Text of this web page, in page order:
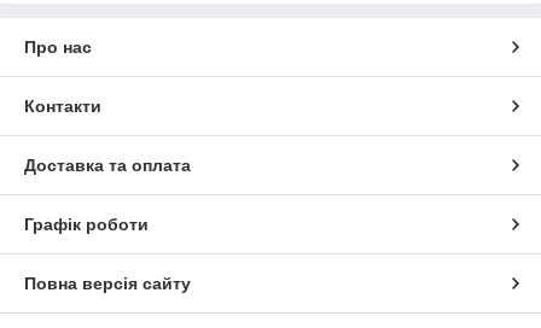
Про нас
Контакти
Доставка та оплата
Графік роботи
Повна версія сайту